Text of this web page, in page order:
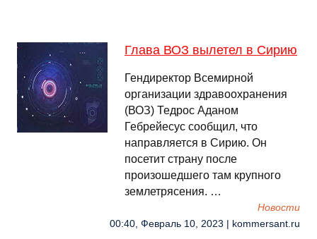
Глава ВОЗ вылетел в Сирию
Гендиректор Всемирной
организации здравоохранения
(ВОЗ) Тедрос Аданом
Гебрейесус сообщил, что
направляется в Сирию. Он
посетит страну после
произошедшего там крупного
землетрясения. …
Новости
00:40, Февраль 10, 2023 | kommersant.ru